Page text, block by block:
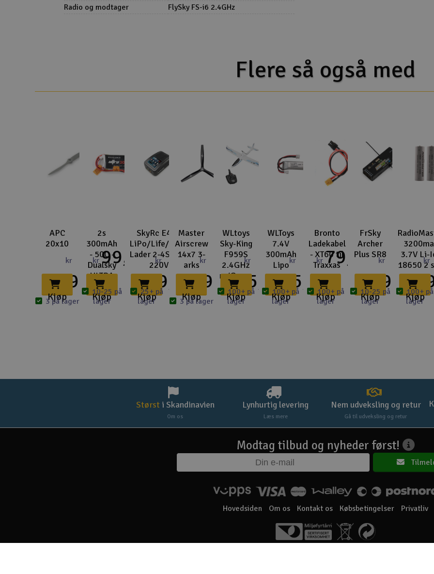
Radio og modtager
FlySky FS-i6 2.4GHz
Flere så også med
APC
20x10
kr
389,-
Kjøp
3 på lager
2s
300mAh
- 50C -
Dualsky
ULTRA
med JST
kr99,-
Kjøp
10-25 på
lager
SkyRc E450
LiPo/Life/NiMh
Lader 2-4S 50W
220V
kr
399,-
Kjøp
25+ på
lager
Master
Airscrew
14x7 3-
arkskr
299,-
Kjøp
3 på lager
WLtoys
Sky-King
F959S
2.4GHz
m/Gyro -
Komplet
kr
995,-
Kjøp
100+ på
lager
WLToys
7.4V
300mAh
Lipokr
125,-
Kjøp
100+ på
lager
Bronto
Ladekabel
- XT60 til
Traxxas
kr79,-
Kjøp
100+ på
lager
FrSky
Archer
Plus SR8
kr
799,-
Kjøp
10-25 på
lager
3.7V Li-
18650 2kr
Kjøp
100+ på
lager
Størst i Skandinavien
Om os
Lynhurtig levering
Læs mere
Nem udveksling og retur
Gå til udveksling og retur
Modtag tilbud og nyheder først!
Hovedsiden Om os Kontakt os Købsbetingelser Privatliv